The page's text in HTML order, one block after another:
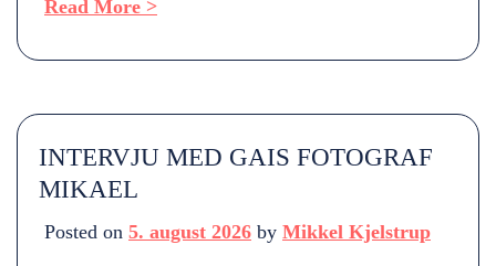
Road I ettertid har vi fått med oss John Tuflått og
Read More >
INTERVJU MED GAIS FOTOGRAF
MIKAEL
Posted on 5. august 2026 by Mikkel Kjelstrup